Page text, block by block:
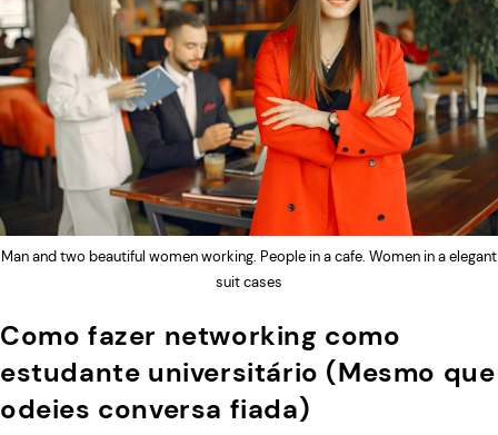
Man and two beautiful women working. People in a cafe. Women in a elegant
suit cases
Como fazer networking como
estudante universitário (Mesmo que
odeies conversa fiada)